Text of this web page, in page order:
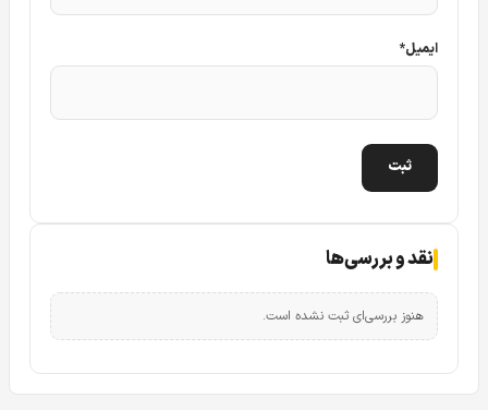
این دوربین برند کلارنت با دارای طراحی منحصر به فردی می باشد
باشد. این
۵ مگاپیکسل این قابلیت را داراست
همچنین فرمت HDCVI داهوا نیز در صورت لزوم تبدیل شود.
Clarent CCP-SB6550L-W
نقد و بررسی‌ها
هنوز بررسی‌ای ثبت نشده است.
ایمیل*